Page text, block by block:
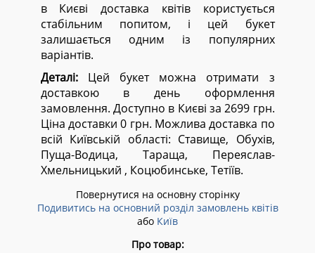
в Києві доставка квітів користується
стабільним попитом, і цей букет
залишається одним із популярних
варіантів.
Деталі:Цей букет можна отримати з
доставкою в день оформлення
замовлення. Доступно в Києві за 2699 грн.
Ціна доставки 0 грн. Можлива доставка по
всій Київській області: Ставище, Обухів,
Пуща-Водица, Тараща, Переяслав-
Хмельницький , Коцюбинське, Тетіїв.
Повернутися на основну сторінку
Подивитись на основний розділ замовлень квітів
або Київ
Про товар: